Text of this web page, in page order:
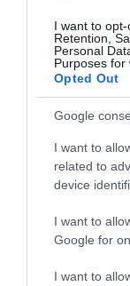
I want to opt-
Retention,
Personal
Purposes for
Opted Out
Google
I want to
related to
device
I want to
Google for
I want to